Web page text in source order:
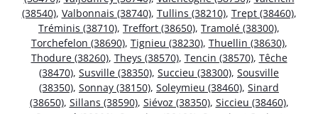
(38540), Valbonnais (38740), Tullins (38210), Trept (38460),
Tréminis (38710), Treffort (38650), Tramolé (38300),
Torchefelon (38690), Tignieu (38230), Thuellin (38630),
Thodure (38260), Theys (38570), Tencin (38570), Têche
(38470), Susville (38350), Succieu (38300), Sousville
(38350), Sonnay (38150), Soleymieu (38460), Sinard
(38650), Sillans (38590), Siévoz (38350), Siccieu (38460),